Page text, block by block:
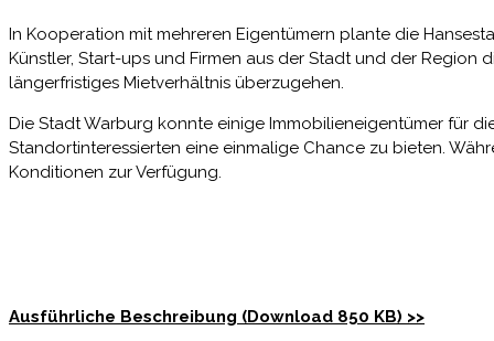
In Kooperation mit mehreren Eigentümern plante die
Künstler, Start-ups und Firmen aus der Stadt und der
längerfristiges Mietverhältnis überzugehen.
Die Stadt Warburg konnte einige Immobilieneigentümer für
Standortinteressierten eine einmalige Chance zu bieten.
Konditionen zur Verfügung.
Ausführliche Beschreibung (Download 850 KB) >>